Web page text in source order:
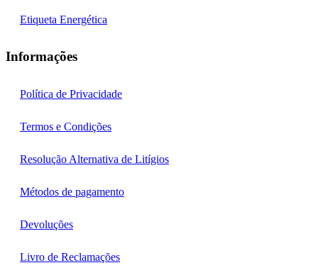
Etiqueta Energética
Informações
Política de Privacidade
Termos e Condições
Resolução Alternativa de Litígios
Métodos de pagamento
Devoluções
Livro de Reclamações